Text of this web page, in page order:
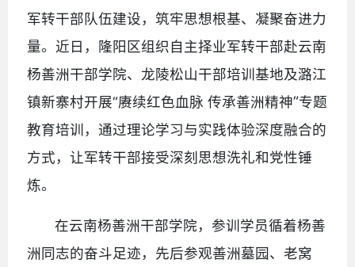
军转干部队伍建设，筑牢思想根基、凝聚奋进力
量。近日，隆阳区组织自主择业军转干部赴云南
杨善洲干部学院、龙陵松山干部培训基地及潞江
镇新寨村开展“赓续红色血脉 传承善洲精神”专题
教育培训，通过理论学习与实践体验深度融合的
方式，让军转干部接受深刻思想洗礼和党性锤
炼。
在云南杨善洲干部学院，参训学员循着杨善
洲同志的奋斗足迹，先后参观善洲墓园、老窝